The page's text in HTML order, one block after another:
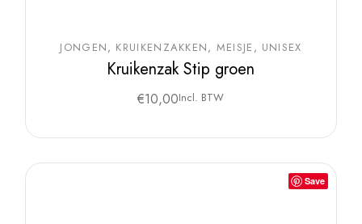
JONGEN KRUIKENZAKKEN MEISJE UNISEX
Kruikenzak Stip groen
€10,00Incl. BTW
Save